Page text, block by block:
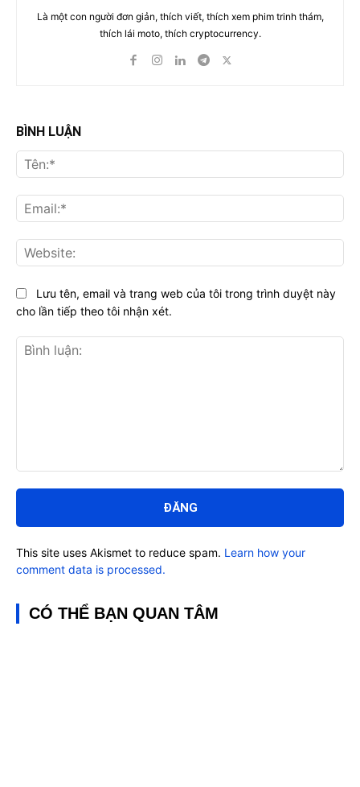
Là một con người đơn giản, thích viết, thích xem phim trinh thám,
thích lái moto, thích cryptocurrency.
BÌNH LUẬN
Lưu tên, email và trang web của tôi trong trình duyệt này
cho lần tiếp theo tôi nhận xét.
This site uses Akismet to reduce spam. Learn how your
comment data is processed.
CÓ THỂ BẠN QUAN TÂM